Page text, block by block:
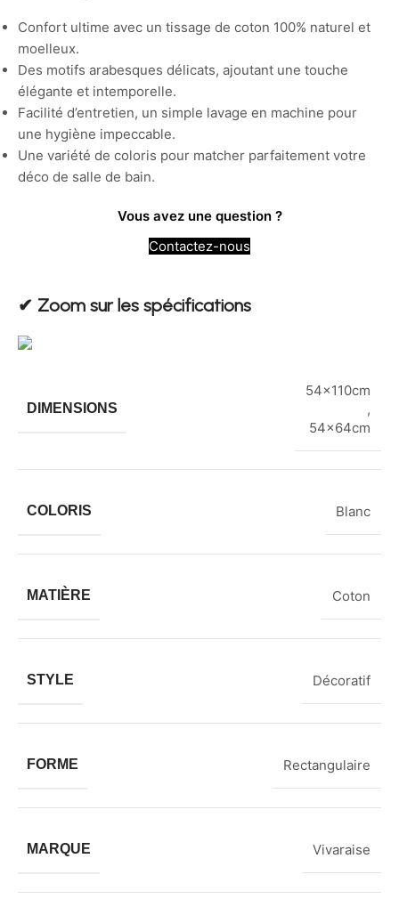
Confort ultime avec un tissage de coton 100% naturel et
moelleux.
Des motifs arabesques délicats, ajoutant une touche
élégante et intemporelle.
Facilité d’entretien, un simple lavage en machine pour
une hygiène impeccable.
Une variété de coloris pour matcher parfaitement votre
déco de salle de bain.
Vous avez une question ?
Contactez-nous
✔︎ Zoom sur les spécifications
DIMENSIONS
54x110cm
,
54x64cm
COLORIS Blanc
MATIÈRE Coton
STYLE Décoratif
FORME Rectangulaire
MARQUE Vivaraise